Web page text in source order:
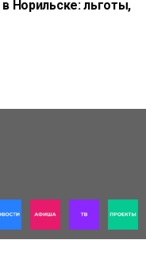
Норильске: льготы,